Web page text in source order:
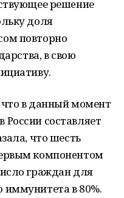
решeние
доля
повторно
в свою
в данный момент
составляет
что шесть
компонeнтом
граждан для
иммунитета в 80%.